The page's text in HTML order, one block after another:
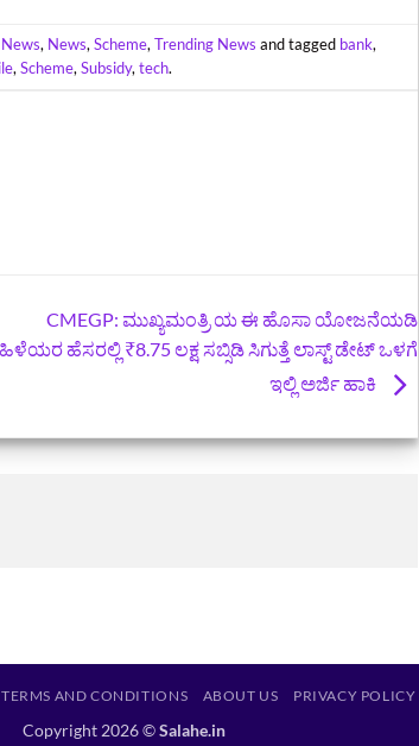
, News,Scheme,Trending News and tagged bank,
,Scheme,Subsidy,tech.
CMEGP: ಮುಖ್ಯಮಂತ್ರಿ ಯ ಈ ಹೊಸಾ ಯೋಜನೆಯಡಿ
ಹೆಸರಲ್ಲಿ ₹8.75 ಲಕ್ಷ ಸಬ್ಸಿಡಿ ಸಿಗುತ್ತೆ ಲಾಸ್ಟ್‌ ಡೇಟ್‌ ಒಳಗೆ
ಇಲ್ಲಿ ಅರ್ಜಿ ಹಾಕಿ
TERMS AND CONDITIONS ABOUT US PRIVACY POLICY
Copyright 2026 ©Salahe.in